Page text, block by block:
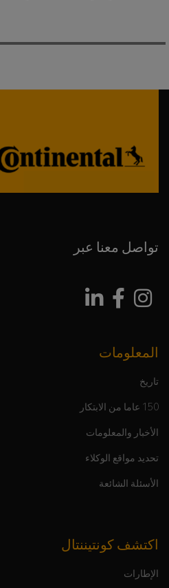
تواصل معنا عبر
المعلومات
تاريخ
150 عاما من الابتكار
الأخبار والمعلومات
تحديد مواقع الوكلاء
الأسئلة الشائعة
اكتشف كونتيننتال
الإطارات